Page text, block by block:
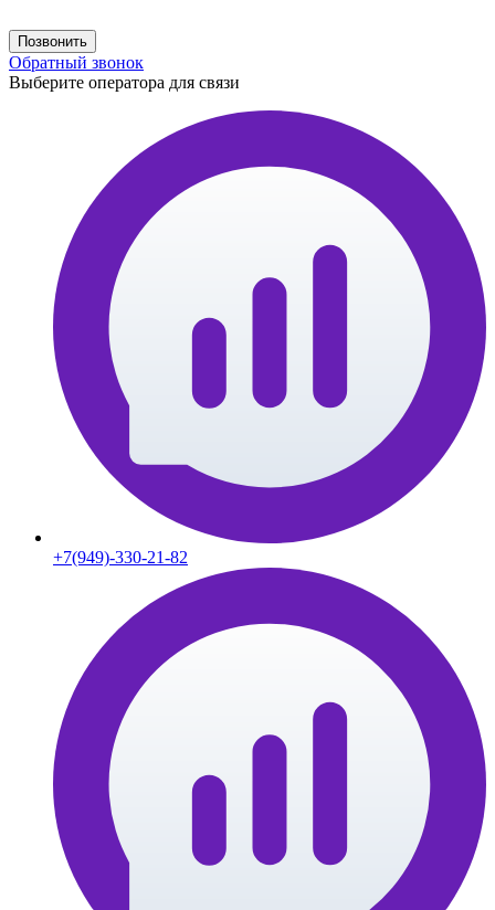
Позвонить
Обратный звонок
Выберите оператора для связи
+7(949)-330-21-82